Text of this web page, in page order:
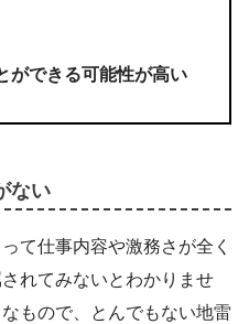
ができる可能性が高い
ない
て仕事内容や激務さが全く
れてみないとわかりませ
もので、とんでもない地雷